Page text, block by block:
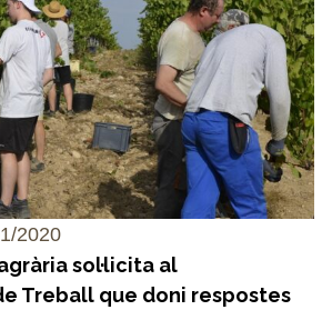
2020
sol·licita al
Treball que doni respostes